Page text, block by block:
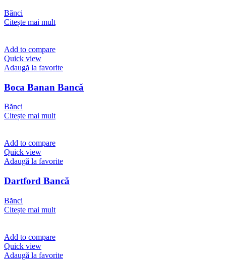
Bănci
Citește mai mult
Add to compare
Quick view
Adaugă la favorite
Boca Banan Bancă
Bănci
Citește mai mult
Add to compare
Quick view
Adaugă la favorite
Dartford Bancă
Bănci
Citește mai mult
Add to compare
Quick view
Adaugă la favorite